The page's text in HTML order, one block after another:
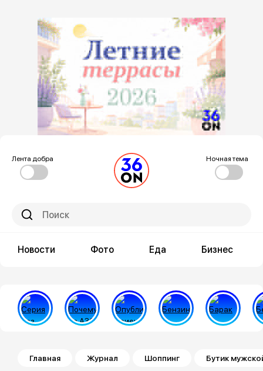
Лента добра Ночная тема
Новости Фото Еда Бизнес
Строка навигации
Главная Журнал Шоппинг Бутик